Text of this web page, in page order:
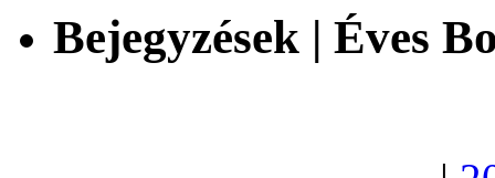
Bejegyzések | Éves